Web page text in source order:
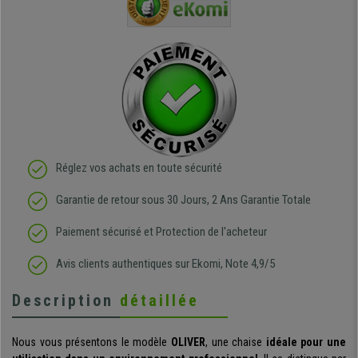
de l'aménagement et ne
regrette pas mon achat.
Réglez vos achats en toute sécurité
Garantie de retour sous 30 Jours, 2 Ans Garantie Totale
Paiement sécurisé et Protection de l'acheteur
Avis clients authentiques sur Ekomi, Note 4,9/5
Description détaillée
Nous vous présentons le modèle OLIVER, une chaise idéale pour une